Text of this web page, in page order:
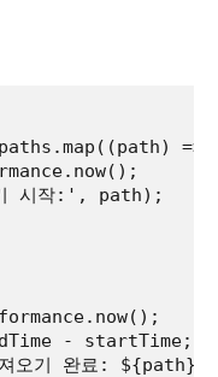
=>
시작:', path);
- startTime;
오기 완료: